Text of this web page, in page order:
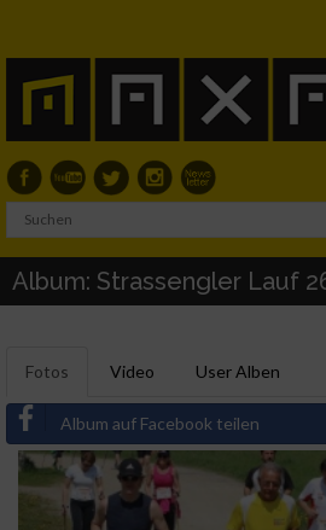
Album: Strassengler Lauf
Fotos Video User Alben
Album auf Facebook teilen